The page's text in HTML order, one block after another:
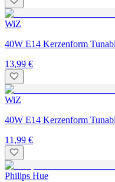
WiZ
40W E14 Kerzenform
13,99 €
WiZ
40W E14 Kerzenform
11,99 €
Philips Hue